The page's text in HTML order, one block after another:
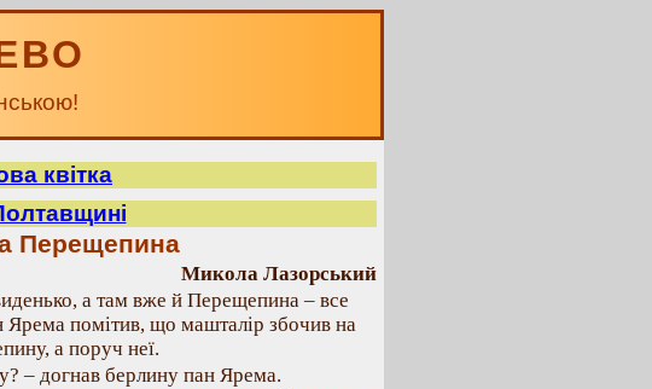
квітка
Перещепина
Микола Лазорський
а там вже й Перещепина – все
помітив, що машталір збочив на
а поруч неї.
– догнав берлину пан Ярема.